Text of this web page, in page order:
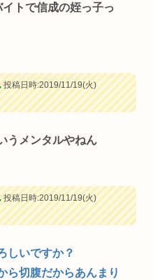
トで信成の姪っ子っ
投稿日時:2019/11/19(火)
うメンタルやねん
投稿日時:2019/11/19(火)
しいですか？
切腹だからあんまり